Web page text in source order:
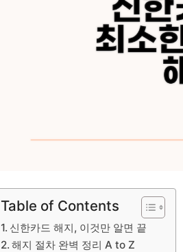
Table of Contents
신한카드 해지, 이것만 알면 끝
해지 절차 완벽 정리 A to Z